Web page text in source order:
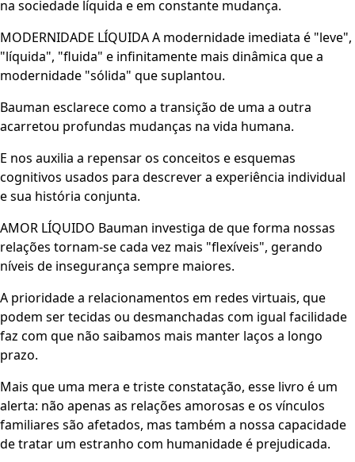
na sociedade líquida e em constante mudança.
MODERNIDADE LÍQUIDA A modernidade imediata é "leve",
"líquida", "fluida" e infinitamente mais dinâmica que a
modernidade "sólida" que suplantou.
Bauman esclarece como a transição de uma a outra
acarretou profundas mudanças na vida humana.
E nos auxilia a repensar os conceitos e esquemas
cognitivos usados para descrever a experiência individual
e sua história conjunta.
AMOR LÍQUIDO Bauman investiga de que forma nossas
relações tornam-se cada vez mais "flexíveis", gerando
níveis de insegurança sempre maiores.
A prioridade a relacionamentos em redes virtuais, que
podem ser tecidas ou desmanchadas com igual facilidade
faz com que não saibamos mais manter laços a longo
prazo.
Mais que uma mera e triste constatação, esse livro é um
alerta: não apenas as relações amorosas e os vínculos
familiares são afetados, mas também a nossa capacidade
de tratar um estranho com humanidade é prejudicada.